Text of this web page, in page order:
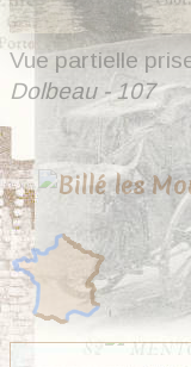
Vue partielle
Dolbeau - 107